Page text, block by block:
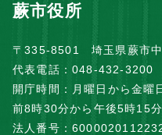
蕨市役所
〒335-8501 埼玉県蕨市
代表電話：048-432-3200
開庁時間：月曜日から金
前8時30分から午後5時15分
法人番号：